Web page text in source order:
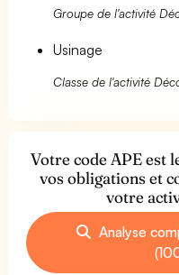
Groupe de l'activité
Usinage
Classe de l'activité
Votre code APE est
vos obligations et
votre
Analyse